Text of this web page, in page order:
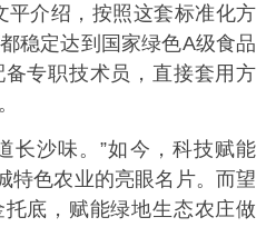
平介绍，按照这套标准化方
稳定达到国家绿色A级食品
专职技术员，直接套用方
长沙味。”如今，科技赋能
特色农业的亮眼名片。而望
底，赋能绿地生态农庄做